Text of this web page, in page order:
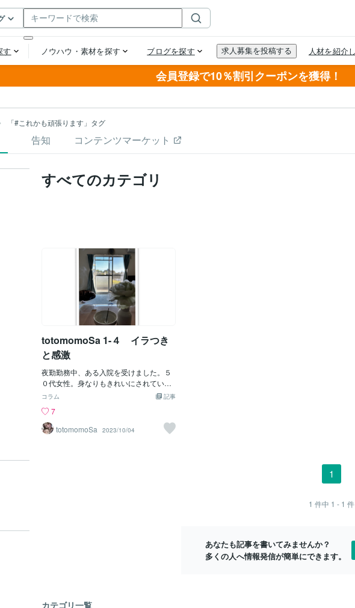
会員登録で10％割引クーポンを獲得！
「#これかも頑張ります」タグ
告知 コンテンツマーケット
すべてのカテゴリ
totomomoSa 1-４ イラつき
と感激
夜勤勤務中、ある入院を受けました。５
０代女性。身なりもきれいにされている
方でした。消化管出血で入院され、出血
することになりました。夜間帯の輸血の
担当として指名されたのは、イケてない
研修医の先生・・・輸血の準備をしてく
マジ恥ずかしい。その日、AM８：００ま
記事
コラム
7
totomomoSa
2023/10/04
1
1 件中 1 - 1 件
あなたも記事を書いてみませんか？
多くの人へ情報発信が簡単にできます。
カテゴリ一覧